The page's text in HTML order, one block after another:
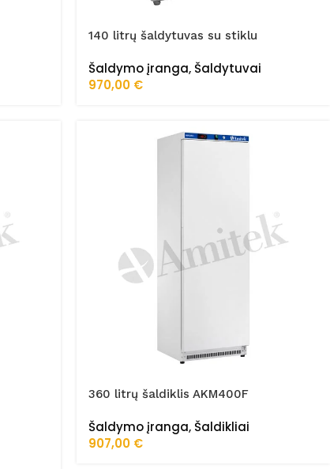
140 litrų šaldytuvas su stiklu
Šaldymo įranga, Šaldytuvai
970,00 €
360 litrų šaldiklis AKM400F
Šaldymo įranga, Šaldikliai
907,00 €